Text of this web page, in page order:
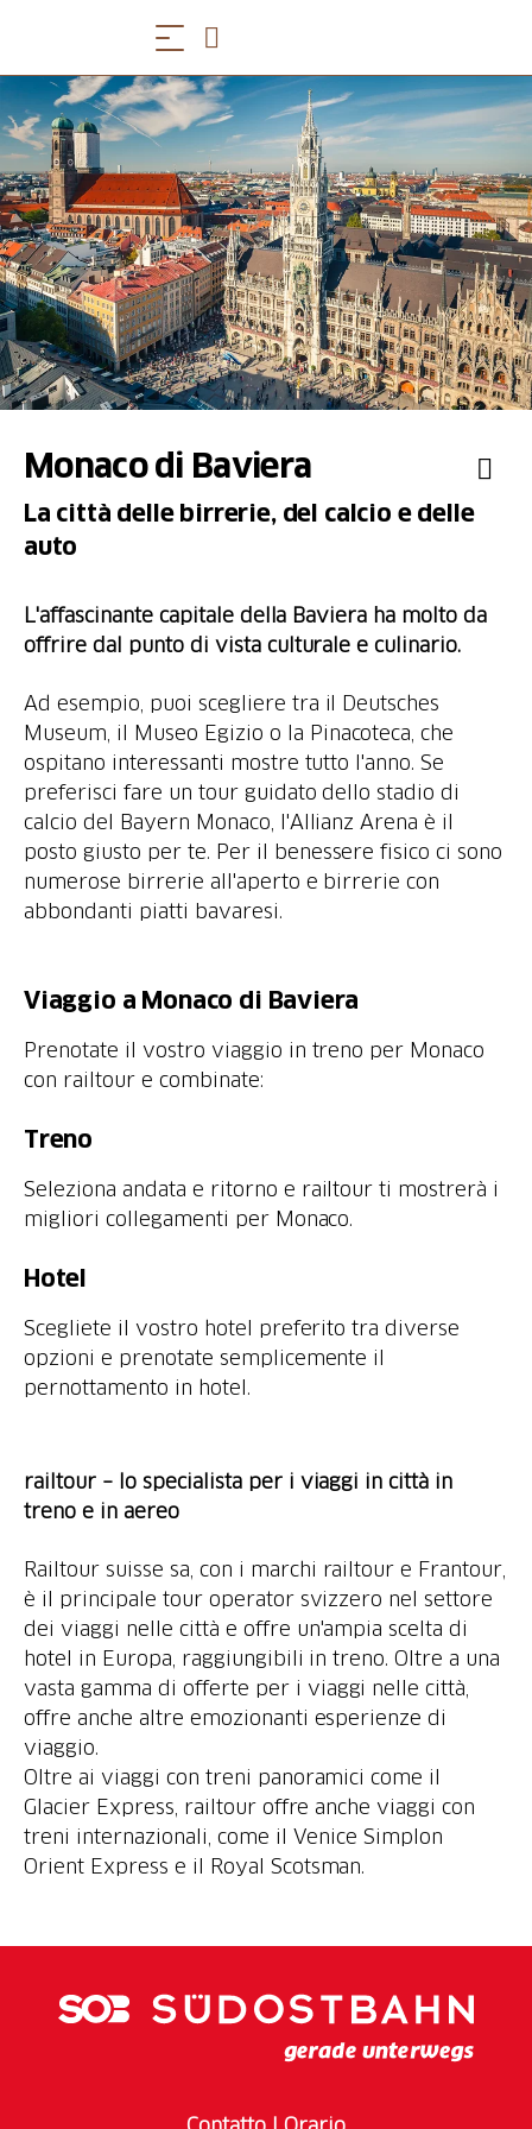
Monaco di Baviera
La città delle birrerie, del calcio e delle
auto
L'affascinante capitale della Baviera ha molto da
offrire dal punto di vista culturale e culinario.
Ad esempio, puoi scegliere tra il Deutsches
Museum, il Museo Egizio o la Pinacoteca, che
ospitano interessanti mostre tutto l'anno. Se
preferisci fare un tour guidato dello stadio di
calcio del Bayern Monaco, l'Allianz Arena è il
posto giusto per te. Per il benessere fisico ci sono
numerose birrerie all'aperto e birrerie con
abbondanti piatti bavaresi.
Viaggio a Monaco di Baviera
Prenotate il vostro viaggio in treno per Monaco
con railtour e combinate:
Treno
Seleziona andata e ritorno e railtour ti mostrerà i
migliori collegamenti per Monaco.
Hotel
Scegliete il vostro hotel preferito tra diverse
opzioni e prenotate semplicemente il
pernottamento in hotel.
railtour – lo specialista per i viaggi in città in
treno e in aereo
Railtour suisse sa, con i marchi railtour e Frantour,
è il principale tour operator svizzero nel settore
dei viaggi nelle città e offre un'ampia scelta di
hotel in Europa, raggiungibili in treno. Oltre a una
vasta gamma di offerte per i viaggi nelle città,
offre anche altre emozionanti esperienze di
viaggio.
Oltre ai viaggi con treni panoramici come il
Glacier Express, railtour offre anche viaggi con
treni internazionali, come il Venice Simplon
Orient Express e il Royal Scotsman.